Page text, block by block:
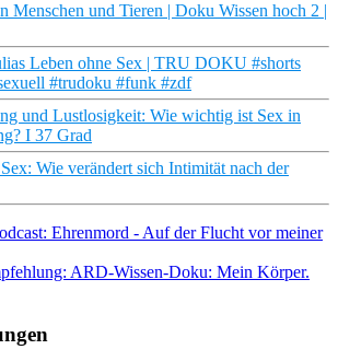
Menschen und Tieren | Doku Wissen hoch 2 |
Leben ohne Sex | TRU DOKU #shorts
#trudoku #funk #zdf
und Lustlosigkeit: Wie wichtig ist Sex in
I 37 Grad
Wie verändert sich Intimität nach der
Ehrenmord - Auf der Flucht vor meiner
ARD-Wissen-Doku: Mein Körper.